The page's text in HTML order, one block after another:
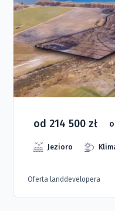
od 214 500 zł
Jezioro
Oferta landdevelopera